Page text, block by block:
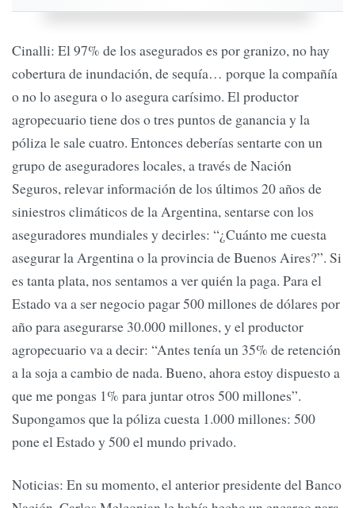
Cinalli: El 97% de los asegurados es por granizo, no hay
cobertura de inundación, de sequía… porque la compañía
o no lo asegura o lo asegura carísimo. El productor
agropecuario tiene dos o tres puntos de ganancia y la
póliza le sale cuatro. Entonces deberías sentarte con un
grupo de aseguradores locales, a través de Nación
Seguros, relevar información de los últimos 20 años de
siniestros climáticos de la Argentina, sentarse con los
aseguradores mundiales y decirles: “¿Cuánto me cuesta
asegurar la Argentina o la provincia de Buenos Aires?”. Si
es tanta plata, nos sentamos a ver quién la paga. Para el
Estado va a ser negocio pagar 500 millones de dólares por
año para asegurarse 30.000 millones, y el productor
agropecuario va a decir: “Antes tenía un 35% de retención
a la soja a cambio de nada. Bueno, ahora estoy dispuesto a
que me pongas 1% para juntar otros 500 millones”.
Supongamos que la póliza cuesta 1.000 millones: 500
pone el Estado y 500 el mundo privado.
Noticias: En su momento, el anterior presidente del Banco